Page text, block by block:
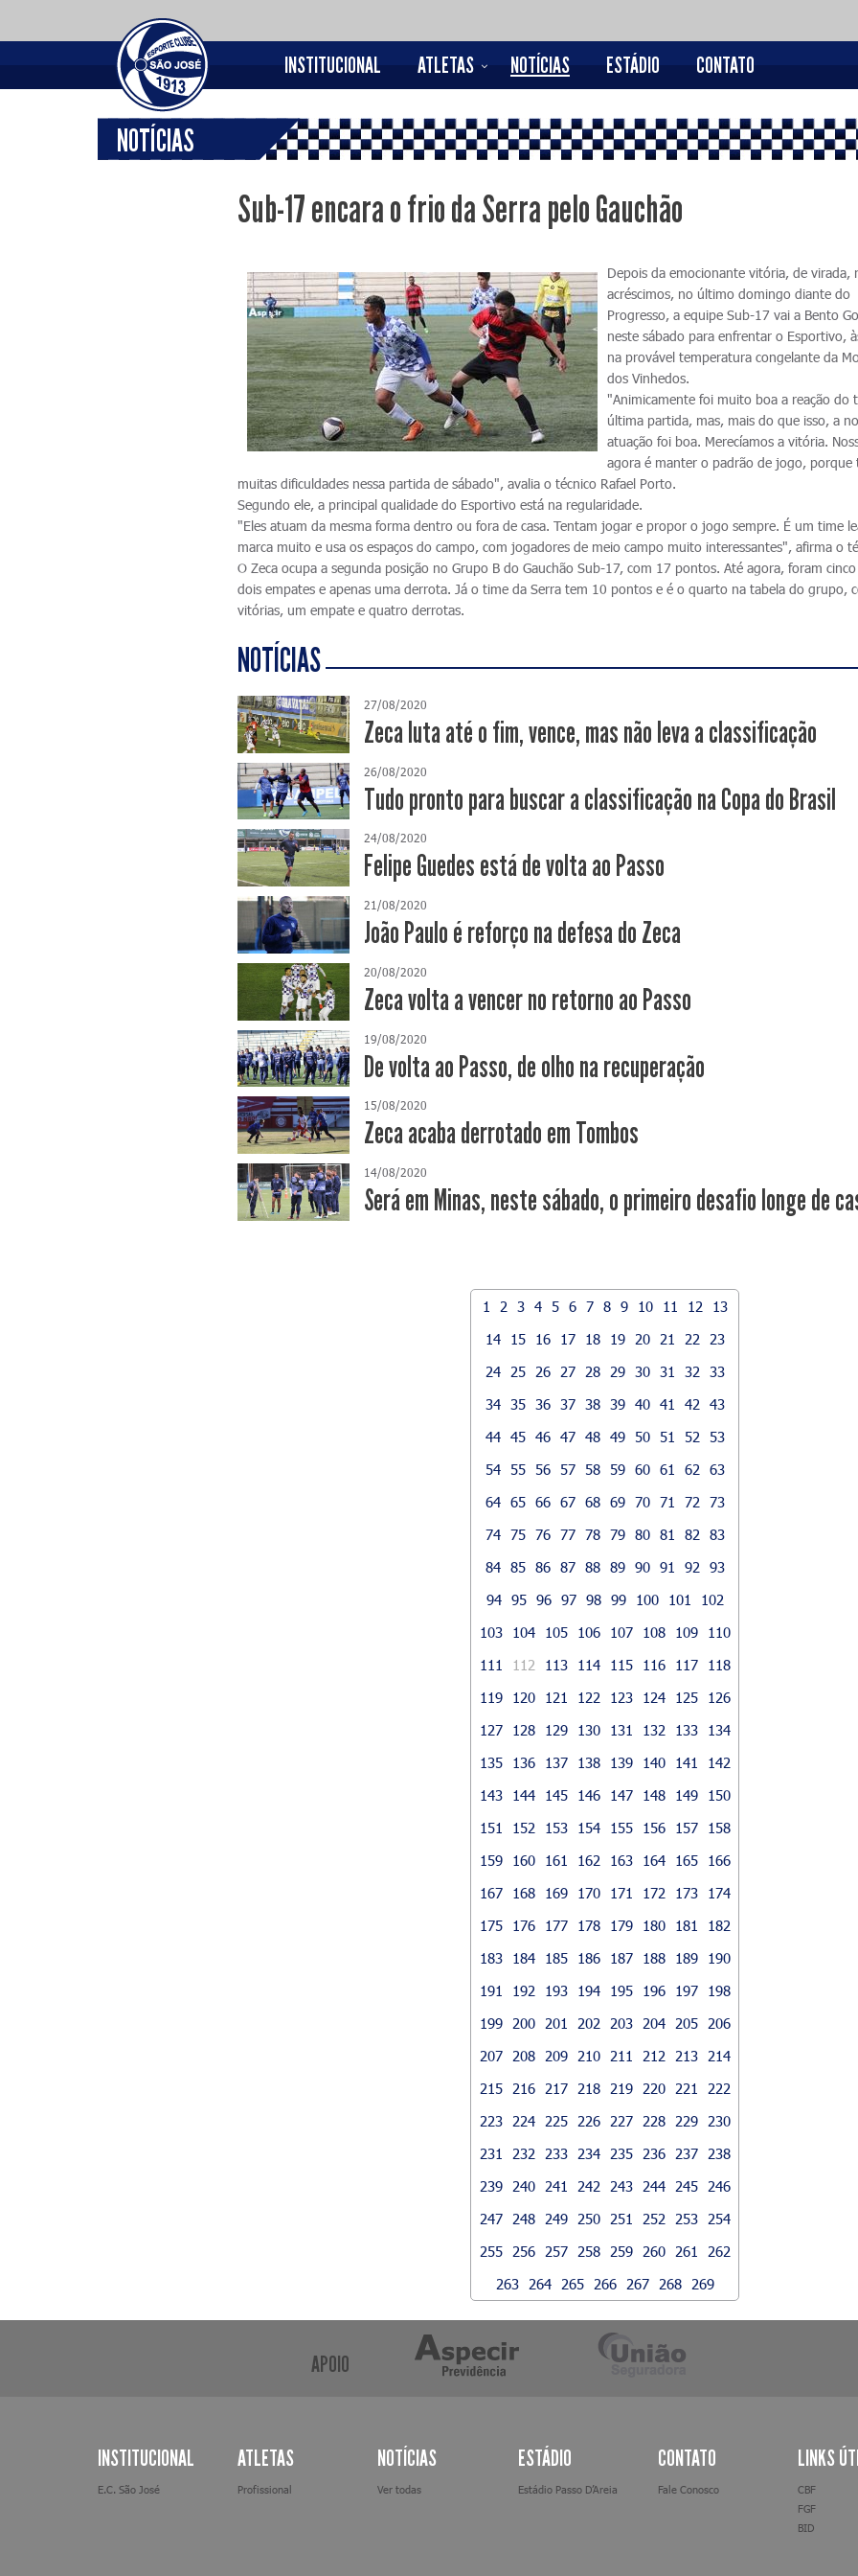
INSTITUCIONAL ATLETAS NOTÍCIAS ESTÁDIO CONTATO
NOTÍCIAS
Sub-17 encara o frio da Serra pelo Gauchão
Depois da emocionante vitória, de virada,
acréscimos, no último domingo diante do
Progresso, a equipe Sub-17 vai a Bento
neste sábado para enfrentar o Esportivo,
na provável temperatura congelante da
dos Vinhedos.
"Animicamente foi muito boa a reação do
última partida, mas, mais do que isso, a
atuação foi boa. Merecíamos a vitória.
agora é manter o padrão de jogo, porque
muitas dificuldades nessa partida de sábado", avalia o técnico Rafael Porto.
Segundo ele, a principal qualidade do Esportivo está na regularidade.
"Eles atuam da mesma forma dentro ou fora de casa. Tentam jogar e propor o jogo sempre. É um time
marca muito e usa os espaços do campo, com jogadores de meio campo muito interessantes", afirma o
O Zeca ocupa a segunda posição no Grupo B do Gauchão Sub-17, com 17 pontos. Até agora, foram
dois empates e apenas uma derrota. Já o time da Serra tem 10 pontos e é o quarto na tabela do grupo,
vitórias, um empate e quatro derrotas.
NOTÍCIAS
27/08/2020
Zeca luta até o fim, vence, mas não leva a classificação
26/08/2020
Tudo pronto para buscar a classificação na Copa do Brasil
24/08/2020
Felipe Guedes está de volta ao Passo
21/08/2020
João Paulo é reforço na defesa do Zeca
20/08/2020
Zeca volta a vencer no retorno ao Passo
19/08/2020
De volta ao Passo, de olho na recuperação
15/08/2020
Zeca acaba derrotado em Tombos
14/08/2020
Será em Minas, neste sábado, o primeiro desafio longe de
1 2 3 4 5 6 7 8 9 10 11 12
13
14
15 16 17 18 19 20 21 22
23
24
25 26 27 28 29 30 31 32
33
34 35 36 37 38 39 40 41 42
43
44 45 46 47 48 49 50 51 52
53
54 55 56 57 58 59 60 61 62
63
64 65 66 67 68 69 70 71 72
73
74 75 76 77 78 79 80 81 82
83
84 85 86 87 88 89 90 91 92
93
94 95 96 97 98 99 100 101
102
103
104 105 106 107 108 109
110
111
112 113 114 115 116 117
118
119
120 121 122 123 124 125
126
127
128 129 130 131 132 133
134
135
136 137 138 139 140 141
142
143
144 145 146 147 148 149
150
151
152 153 154 155 156 157
158
159
160 161 162 163 164 165
166
167
168 169 170 171 172 173
174
175
176 177 178 179 180 181
182
183
184 185 186 187 188 189
190
191
192 193 194 195 196 197
198
199
200 201 202 203 204 205
206
207
208 209 210 211 212 213
214
215
216 217 218 219 220 221
222
223
224 225 226 227 228 229
230
231
232 233 234 235 236 237
238
239
240 241 242 243 244 245
246
247
248 249 250 251 252 253
254
255
256 257 258 259 260 261
262
263
264 265 266 267 268 269
APOIO
INSTITUCIONAL
E.C. São José
ATLETAS
Profissional
NOTÍCIAS
Ver todas
ESTÁDIO
Estádio Passo D’Areia
CONTATO
Fale Conosco
LINKS
CBF
FGF
BID